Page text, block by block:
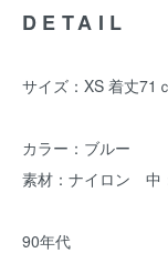
DETAIL
サイズ：XS 着丈
カラー：ブルー
素材：ナイロン 中
90年代